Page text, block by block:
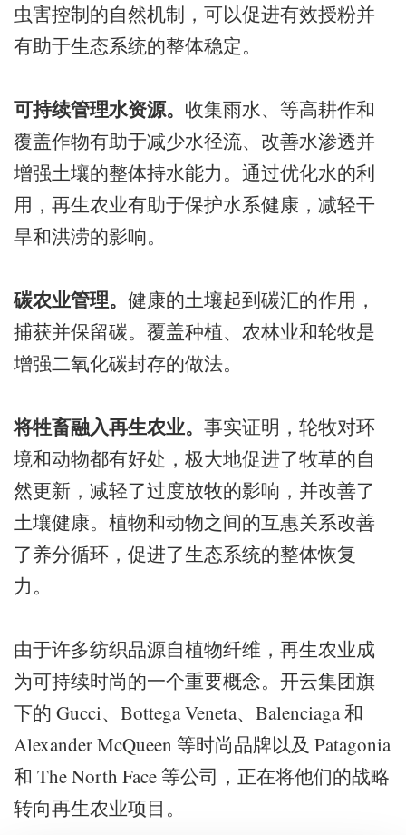
虫害控制的自然机制，可以促进有效授粉并
有助于生态系统的整体稳定。
可持续管理水资源。 收集雨水、等高耕作和
覆盖作物有助于减少水径流、改善水渗透并
增强土壤的整体持水能力。通过优化水的利
用，再生农业有助于保护水系健康，减轻干
旱和洪涝的影响。
碳农业管理。 健康的土壤起到碳汇的作用，
捕获并保留碳。覆盖种植、农林业和轮牧是
增强二氧化碳封存的做法。
将牲畜融入再生农业。 事实证明，轮牧对环
境和动物都有好处，极大地促进了牧草的自
然更新，减轻了过度放牧的影响，并改善了
土壤健康。植物和动物之间的互惠关系改善
了养分循环，促进了生态系统的整体恢复
力。
由于许多纺织品源自植物纤维，再生农业成
为可持续时尚的一个重要概念。开云集团旗
下的 Gucci、Bottega Veneta、Balenciaga 和
Alexander McQueen 等时尚品牌以及 Patagonia
和 The North Face 等公司，正在将他们的战略
转向再生农业项目。